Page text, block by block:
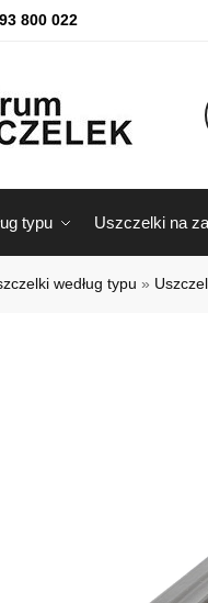
800 022
typu Uszczelki na
według typu »